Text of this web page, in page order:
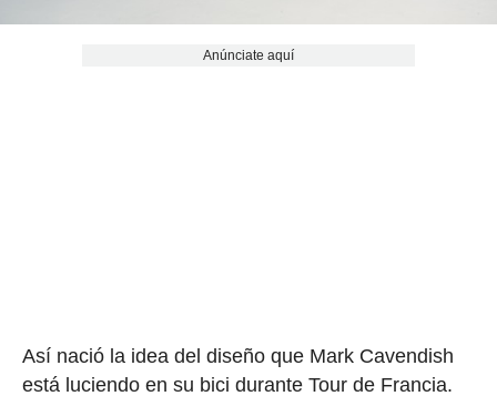
Anúnciate aquí
Así nació la idea del diseño que Mark Cavendish
está luciendo en su bici durante Tour de Francia.